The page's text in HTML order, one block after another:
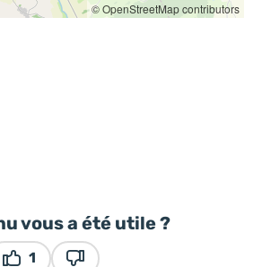
© OpenStreetMap contributors
vous a été utile ?
1